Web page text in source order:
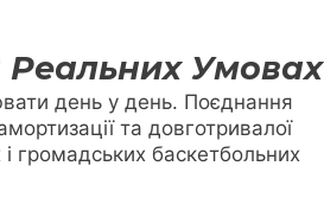
Реальних Умовах
день у день. Поєднання
та довготривалої
громадських баскетбольних